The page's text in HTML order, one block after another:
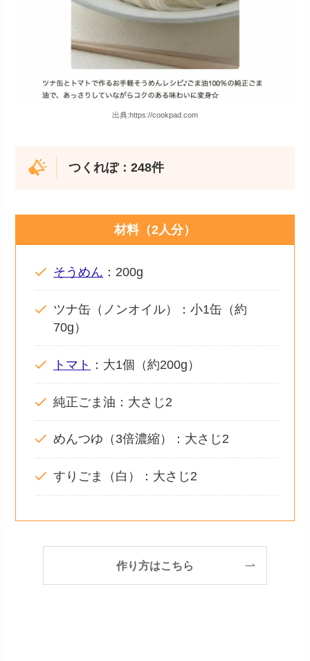
出典:https://cookpad.com
つくれぽ：248件
材料（2人分）
そうめん ：200g
ツナ缶（ノンオイル）：小1缶（約
70g）
トマト ：大1個（約200g）
純正ごま油：大さじ2
めんつゆ（3倍濃縮）：大さじ2
すりごま（白）：大さじ2
作り方はこちら